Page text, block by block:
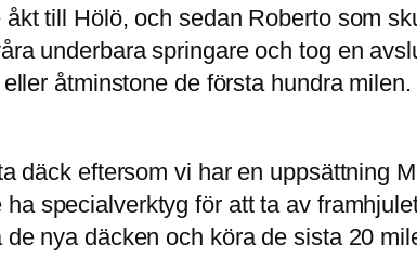
till Hölö, och sedan Roberto som
underbara springare och tog en
åtminstone de första hundra
däck eftersom vi har en uppsättning
specialverktyg för att ta av
nya däcken och köra de sista 20